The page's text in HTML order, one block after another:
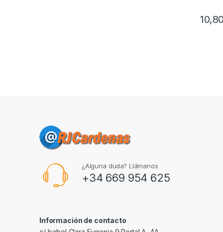
¿Alguna duda? Llámanos
+34 669 954 625
Información de contacto